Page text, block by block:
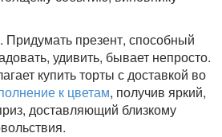
презент, способный
удивить, бывает непросто.
купить торты с доставкой во
к цветам, получив яркий,
доставляющий близкому